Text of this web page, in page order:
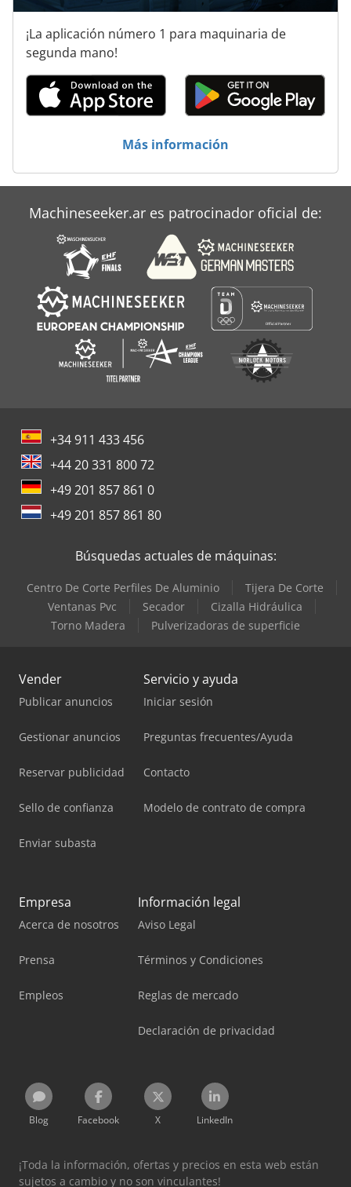
Amazone Ed 602 K
Amazone Ug 2200
Aries 245
Tractor
Tractor De Montaña
Tractor Municipal
Versatile 900
¡La aplicación número 1 para maquinaria de
segunda mano!
Más información
Machineseeker.ar es patrocinador oficial de:
+34 911 433 456
+44 20 331 800 72
+49 201 857 861 0
+49 201 857 861 80
Búsquedas actuales de máquinas:
Centro De Corte Perfiles De Aluminio
Tijera De Corte
Ventanas Pvc
Secador
Cizalla Hidráulica
Torno Madera
Pulverizadoras de superficie
Vender
Publicar anuncios
Gestionar anuncios
Reservar publicidad
Sello de confianza
Enviar subasta
Servicio y ayuda
Iniciar sesión
Preguntas frecuentes/Ayuda
Contacto
Modelo de contrato de compra
Empresa
Acerca de nosotros
Prensa
Empleos
Información legal
Aviso Legal
Términos y Condiciones
Reglas de mercado
Declaración de privacidad
Blog Facebook X LinkedIn
¡Toda la información, ofertas y precios en esta web están
sujetos a cambio y no son vinculantes!